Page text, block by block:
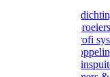
Gardena
Gardena sproeiers
Gardena Profi
Gardena
Gardena